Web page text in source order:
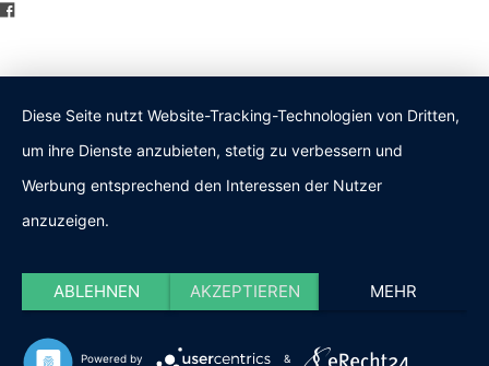
Diese Seite nutzt Website-Tracking-Technologien von Dritten,
um ihre Dienste anzubieten, stetig zu verbessern und
Werbung entsprechend den Interessen der Nutzer
anzuzeigen.
ABLEHNEN AKZEPTIEREN MEHR
Powered by &